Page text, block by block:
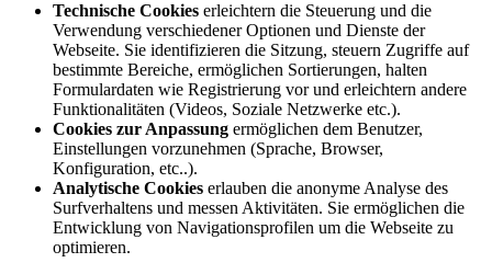
Technische Cookies erleichtern die Steuerung und die
Verwendung verschiedener Optionen und Dienste der
Webseite. Sie identifizieren die Sitzung, steuern Zugriffe auf
bestimmte Bereiche, ermöglichen Sortierungen, halten
Formulardaten wie Registrierung vor und erleichtern andere
Funktionalitäten (Videos, Soziale Netzwerke etc.).
Cookies zur Anpassung ermöglichen dem Benutzer,
Einstellungen vorzunehmen (Sprache, Browser,
Konfiguration, etc..).
Analytische Cookies erlauben die anonyme Analyse des
Surfverhaltens und messen Aktivitäten. Sie ermöglichen die
Entwicklung von Navigationsprofilen um die Webseite zu
optimieren.